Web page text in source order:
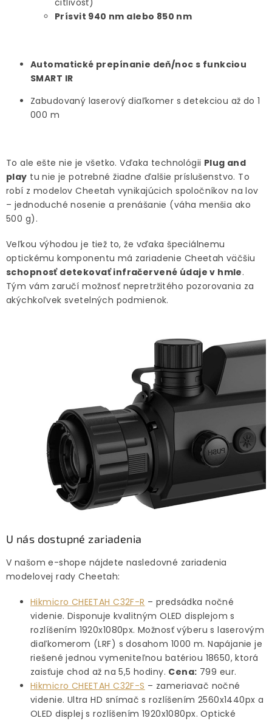
Prísvit 940 nm alebo 850 nm
Automatické prepínanie deň/noc s funkciou
SMART IR
Zabudovaný laserový diaľkomer s detekciou až do 1
000 m
To ale ešte nie je všetko. Vďaka technológii Plug and
play tu nie je potrebné žiadne ďalšie príslušenstvo. To
robí z modelov Cheetah vynikajúcich spoločníkov na lov
– jednoduché nosenie a prenášanie (váha menšia ako
500 g).
Veľkou výhodou je tiež to, že vďaka špeciálnemu
optickému komponentu má zariadenie Cheetah väčšiu
schopnosť detekovať infračervené údaje v hmle.
Tým vám zaručí možnosť nepretržitého pozorovania za
akýchkoľvek svetelných podmienok.
U nás dostupné zariadenia
V našom e-shope nájdete nasledovné zariadenia
modelovej rady Cheetah:
Hikmicro CHEETAH C32F-R – predsádka nočné
videnie. Disponuje kvalitným OLED displejom s
rozlíšením 1920x1080px. Možnosť výberu s laserovým
diaľkomerom (LRF) s dosahom 1000 m. Napájanie je
riešené jednou vymeniteľnou batériou 18650, ktorá
zaisťuje chod až na 5,5 hodiny. Cena: 799 eur.
Hikmicro CHEETAH C32F-S – zameriavač nočné
videnie. Ultra HD snímač s rozlíšením 2560x1440px a
OLED displej s rozlíšením 1920x1080px. Optické